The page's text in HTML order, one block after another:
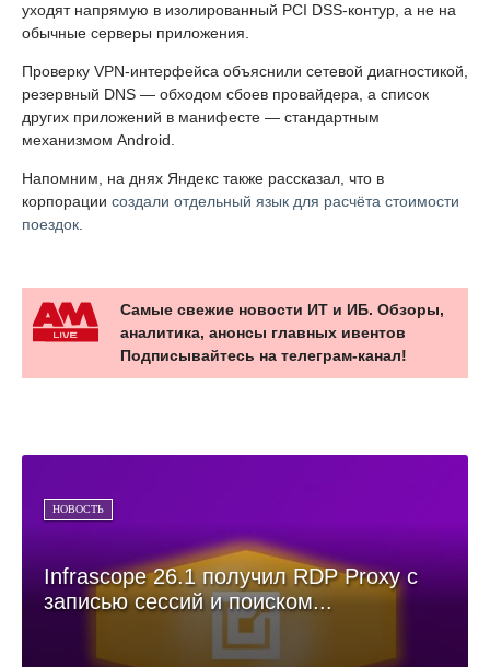
уходят напрямую в изолированный PCI DSS-контур, а не на
обычные серверы приложения.
Проверку VPN-интерфейса объяснили сетевой диагностикой,
резервный DNS — обходом сбоев провайдера, а список
других приложений в манифесте — стандартным
механизмом Android.
Напомним, на днях Яндекс также рассказал, что в
корпорации создали отдельный язык для расчёта стоимости
поездок.
Самые свежие новости ИТ и ИБ. Обзоры,
аналитика, анонсы главных ивентов
Подписывайтесь на телеграм-канал!
НОВОСТЬ
Infrascope 26.1 получил RDP Proxy с
записью сессий и поиском...